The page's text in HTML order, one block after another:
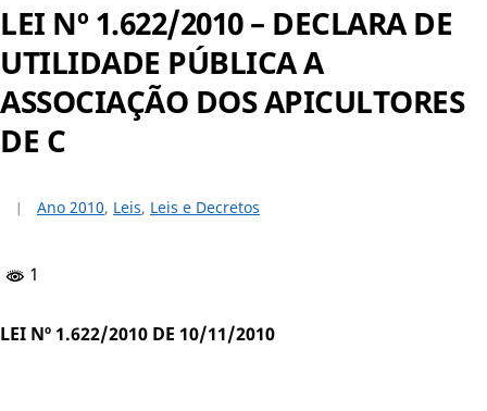
LEI Nº 1.622/2010 – DECLARA DE
UTILIDADE PÚBLICA A
ASSOCIAÇÃO DOS APICULTORES
DE C
Ano 2010, Leis, Leis e Decretos
1
LEI Nº 1.622/2010 DE 10/11/2010